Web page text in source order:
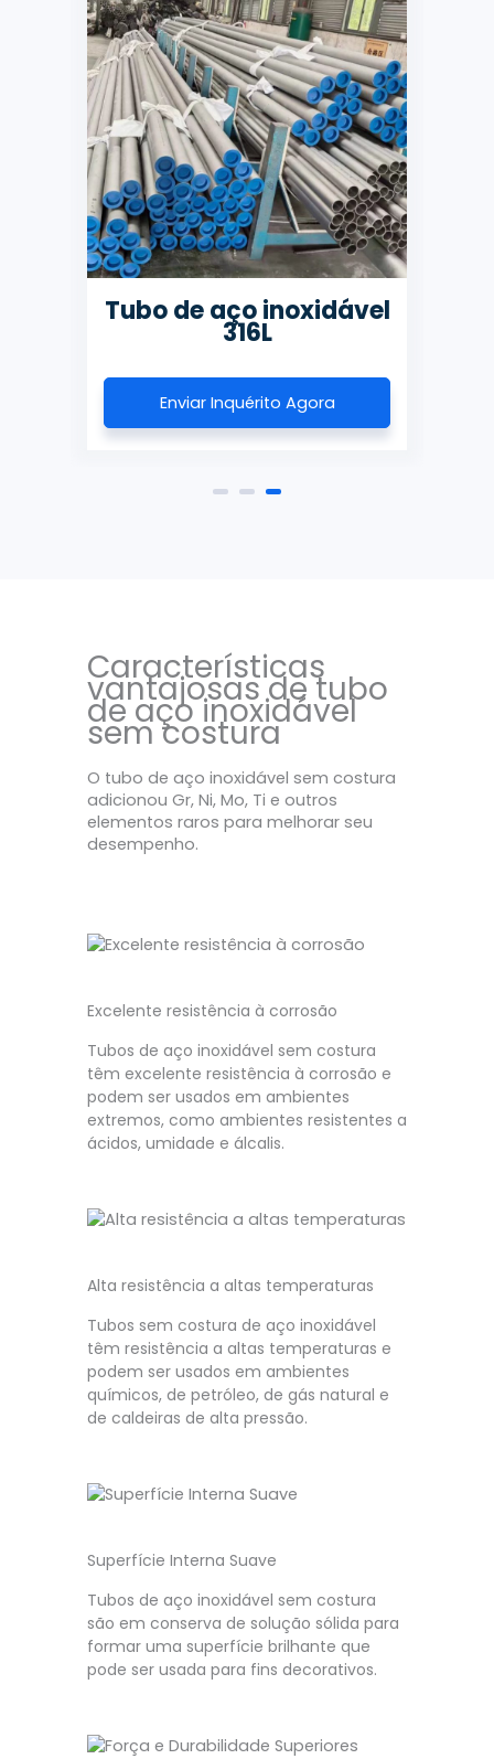
Tubo de aço inoxidável
316L
Enviar Inquérito Agora
Características
vantajosas de tubo
de aço inoxidável
sem costura
O tubo de aço inoxidável sem costura
adicionou Gr, Ni, Mo, Ti e outros
elementos raros para melhorar seu
desempenho.
Excelente resistência à corrosão
Tubos de aço inoxidável sem costura
têm excelente resistência à corrosão e
podem ser usados em ambientes
extremos, como ambientes resistentes a
ácidos, umidade e álcalis.
Alta resistência a altas temperaturas
Tubos sem costura de aço inoxidável
têm resistência a altas temperaturas e
podem ser usados em ambientes
químicos, de petróleo, de gás natural e
de caldeiras de alta pressão.
Superfície Interna Suave
Tubos de aço inoxidável sem costura
são em conserva de solução sólida para
formar uma superfície brilhante que
pode ser usada para fins decorativos.